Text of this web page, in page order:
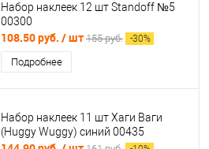
Набор наклеек 12 шт Standoff №5
00300
108.50 руб. / шт 155 руб. -30%
Подробнее
Набор наклеек 11 шт Хаги Ваги
(Huggy Wuggy) синий 00435